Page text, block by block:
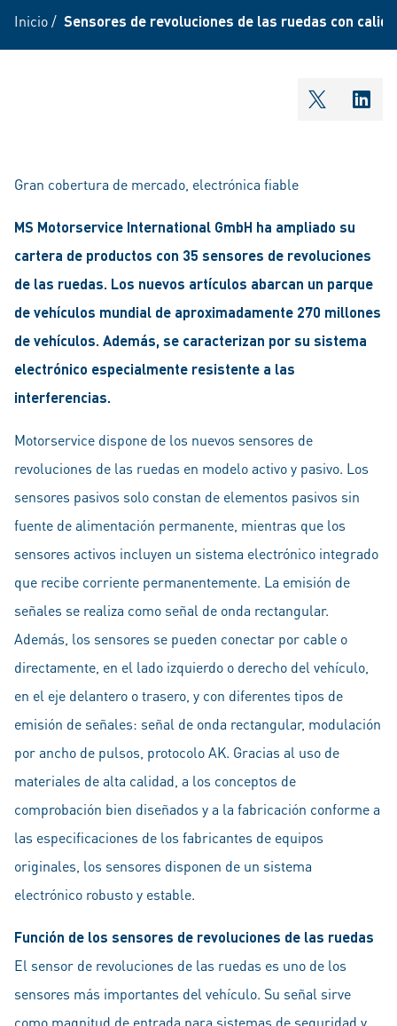
Inicio/ Sensores de revoluciones de las ruedas con
Gran cobertura de mercado, electrónica fiable
MS Motorservice International GmbH ha ampliado su
cartera de productos con 35 sensores de revoluciones
de las ruedas. Los nuevos artículos abarcan un parque
de vehículos mundial de aproximadamente 270 millones
de vehículos. Además, se caracterizan por su sistema
electrónico especialmente resistente a las
interferencias.
Motorservice dispone de los nuevos sensores de
revoluciones de las ruedas en modelo activo y pasivo. Los
sensores pasivos solo constan de elementos pasivos sin
fuente de alimentación permanente, mientras que los
sensores activos incluyen un sistema electrónico integrado
que recibe corriente permanentemente. La emisión de
señales se realiza como señal de onda rectangular.
Además, los sensores se pueden conectar por cable o
directamente, en el lado izquierdo o derecho del vehículo,
en el eje delantero o trasero, y con diferentes tipos de
emisión de señales: señal de onda rectangular, modulación
por ancho de pulsos, protocolo AK. Gracias al uso de
materiales de alta calidad, a los conceptos de
comprobación bien diseñados y a la fabricación conforme a
las especificaciones de los fabricantes de equipos
originales, los sensores disponen de un sistema
electrónico robusto y estable.
Función de los sensores de revoluciones de las ruedas
El sensor de revoluciones de las ruedas es uno de los
sensores más importantes del vehículo. Su señal sirve
como magnitud de entrada para sistemas de seguridad y